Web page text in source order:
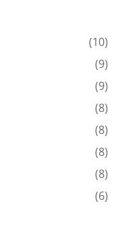
(10)
(9)
(9)
(8)
(8)
(8)
(8)
(6)